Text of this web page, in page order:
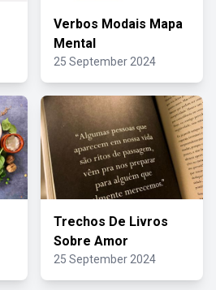
Verbos Modais Mapa
Mental
25 September 2024
Trechos De Livros
Sobre Amor
25 September 2024